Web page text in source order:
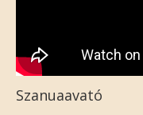
Szanuaavató